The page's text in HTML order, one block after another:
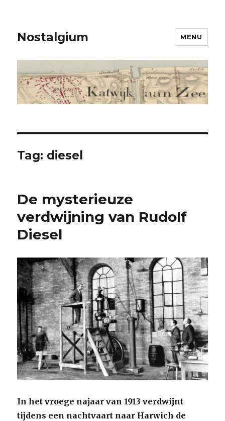
Nostalgium MENU
Tag: diesel
De mysterieuze
verdwijning van Rudolf
Diesel
In het vroege najaar van 1913 verdwijnt
tijdens een nachtvaart naar Harwich de